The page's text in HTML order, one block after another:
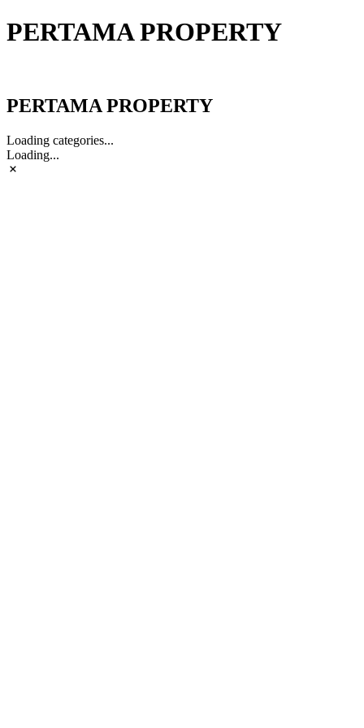
PERTAMA PROPERTY
PERTAMA PROPERTY
Loading categories...
Loading...